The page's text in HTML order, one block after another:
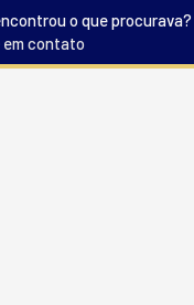
o que procurava?
em contato